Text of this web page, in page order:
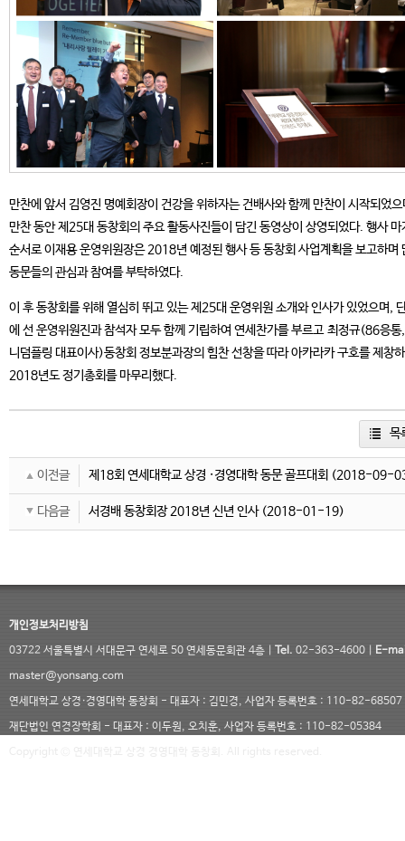
만찬에 앞서 김영진 명예회장이 건강을 위하자는 건배사와 함께 만찬이 시작되었
만찬 동안 제25대 동창회의 주요 활동사진들이 담긴 동영상이 상영되었다. 행사 마
순서로 이재용 운영위원장은 2018년 예정된 행사 등 동창회 사업계획을 보고하며
동문들의 관심과 참여를 부탁하였다.
이 후 동창회를 위해 열심히 뛰고 있는 제25대 운영위원 소개와 인사가 있었으며,
에 선 운영위원진과 참석자 모두 함께 기립하여 연세찬가를 부르고 최정규(86응통
니덤플링 대표이사)동창회 정보분과장의 힘찬 선창을 따라 아카라카 구호를 제창
2018년도 정기총회를 마무리했다.
목
이전글 제18회 연세대학교 상경 ·경영대학 동문 골프대회 (2018-09-
다음글 서경배 동창회장 2018년 신년 인사(2018-01-19)
개인정보처리방침
03722 서울특별시 서대문구 연세로 50 연세동문회관 4층 | Tel. 02-363-4600 | E-
master@yonsang.com
연세대학교 상경·경영대학 동창회 - 대표자 : 김민경, 사업자 등록번호 : 110-82-68507
재단법인 연경장학회 - 대표자 : 이두원, 오치훈, 사업자 등록번호 : 110-82-05384